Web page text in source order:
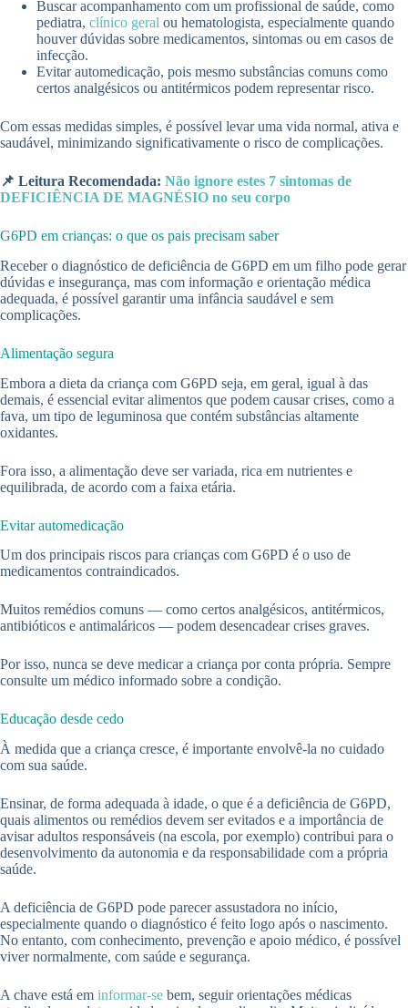
Buscar acompanhamento com um profissional de saúde, como
pediatra, clínico geral ou hematologista, especialmente quando
houver dúvidas sobre medicamentos, sintomas ou em casos de
infecção.
Evitar automedicação, pois mesmo substâncias comuns como
certos analgésicos ou antitérmicos podem representar risco.
Com essas medidas simples, é possível levar uma vida normal, ativa e
saudável, minimizando significativamente o risco de complicações.
📌 Leitura Recomendada: Não ignore estes 7 sintomas de
DEFICIÊNCIA DE MAGNÉSIO no seu corpo
G6PD em crianças: o que os pais precisam saber
Receber o diagnóstico de deficiência de G6PD em um filho pode gerar
dúvidas e insegurança, mas com informação e orientação médica
adequada, é possível garantir uma infância saudável e sem
complicações.
Alimentação segura
Embora a dieta da criança com G6PD seja, em geral, igual à das
demais, é essencial evitar alimentos que podem causar crises, como a
fava, um tipo de leguminosa que contém substâncias altamente
oxidantes.
Fora isso, a alimentação deve ser variada, rica em nutrientes e
equilibrada, de acordo com a faixa etária.
Evitar automedicação
Um dos principais riscos para crianças com G6PD é o uso de
medicamentos contraindicados.
Muitos remédios comuns — como certos analgésicos, antitérmicos,
antibióticos e antimaláricos — podem desencadear crises graves.
Por isso, nunca se deve medicar a criança por conta própria. Sempre
consulte um médico informado sobre a condição.
Educação desde cedo
À medida que a criança cresce, é importante envolvê-la no cuidado
com sua saúde.
Ensinar, de forma adequada à idade, o que é a deficiência de G6PD,
quais alimentos ou remédios devem ser evitados e a importância de
avisar adultos responsáveis (na escola, por exemplo) contribui para o
desenvolvimento da autonomia e da responsabilidade com a própria
saúde.
A deficiência de G6PD pode parecer assustadora no início,
especialmente quando o diagnóstico é feito logo após o nascimento.
No entanto, com conhecimento, prevenção e apoio médico, é possível
viver normalmente, com saúde e segurança.
A chave está em informar-se bem, seguir orientações médicas